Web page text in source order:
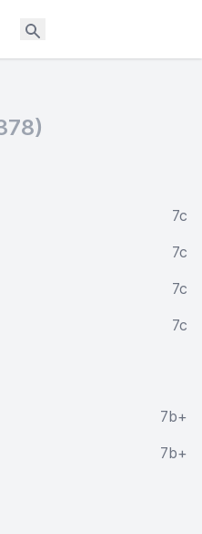
7c
7c
7c
7c
7b+
7b+